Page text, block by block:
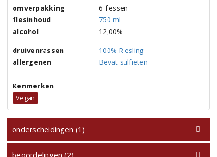
omverpakking
6 flessen
flesinhoud
750 ml
alcohol
12,00%
druivenrassen
100% Riesling
allergenen
Bevat sulfieten
Kenmerken
Vegan
onderscheidingen (1)
beoordelingen (2)